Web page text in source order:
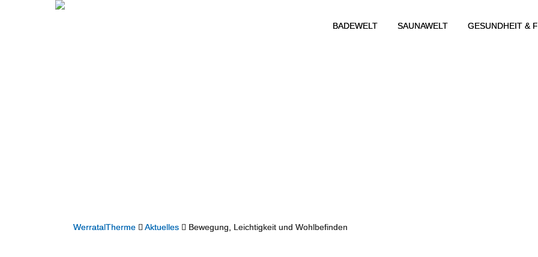
BADEWELT SAUNAWELT GESUNDHEIT &
WerratalTherme Aktuelles Bewegung, Leichtigkeit und Wohlbefinden